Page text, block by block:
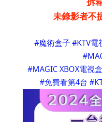
未錄影者不
#魔術盒子 #KTV電
#MAGIC XBOX電視
#免費看第4台